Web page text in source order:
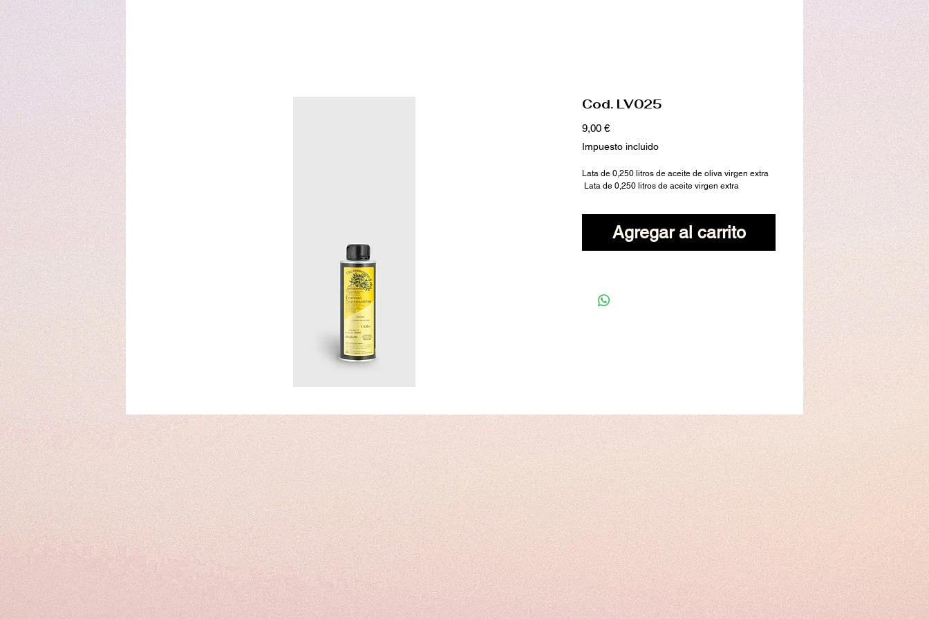
Cod. LV025
9,00 €Precio
Impuesto incluido
Lata de 0,250 litros de aceite de oliva virgen extra
Lata de 0,250 litros de aceite virgen extra
Agregar al carrito